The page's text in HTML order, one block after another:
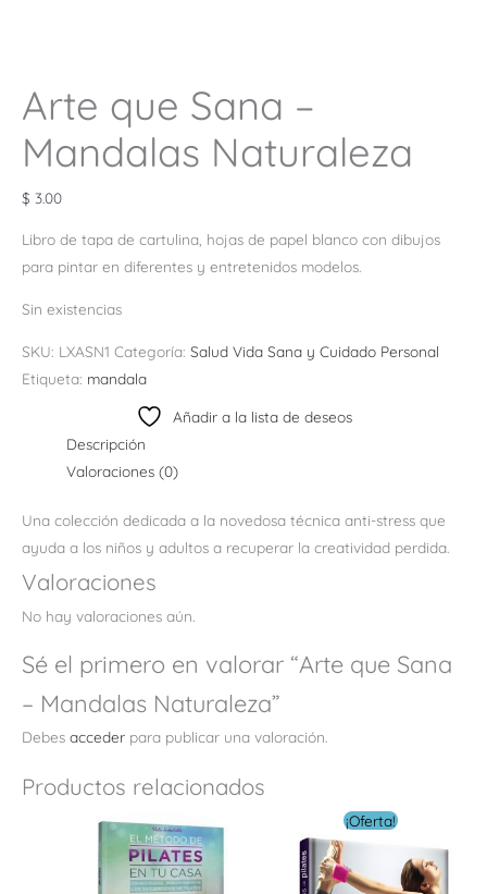
Arte que Sana –
Mandalas Naturaleza
$ 3.00
Libro de tapa de cartulina, hojas de papel blanco con dibujos
para pintar en diferentes y entretenidos modelos.
Sin existencias
SKU: LXASN1 Categoría: Salud Vida Sana y Cuidado Personal
Etiqueta: mandala
Añadir a la lista de deseos
Descripción
Valoraciones (0)
Una colección dedicada a la novedosa técnica anti-stress que
ayuda a los niños y adultos a recuperar la creatividad perdida.
Valoraciones
No hay valoraciones aún.
Sé el primero en valorar “Arte que Sana
– Mandalas Naturaleza”
Debes acceder para publicar una valoración.
Productos relacionados
¡Oferta!
El
precio
$ 18.00.
actual
es:
$ 10.00.